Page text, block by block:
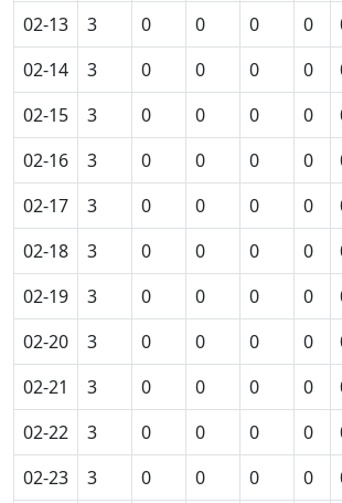
02-13
3 0 0 0 0
02-14
3 0 0 0 0
02-15
3 0 0 0 0
02-16
3 0 0 0 0
02-17
3 0 0 0 0
02-18
3 0 0 0 0
02-19
3 0 0 0 0
02-20
3 0 0 0 0
02-21
3 0 0 0 0
02-22
3 0 0 0 0
02-23
3 0 0 0 0